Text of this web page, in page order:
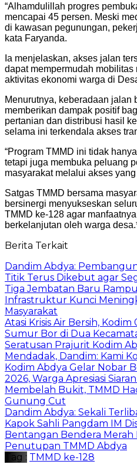
“Alhamdulillah progres
mencapai 45 persen. Meski
di kawasan pegunungan,
kata Faryanda.
Ia menjelaskan, akses jalan
dapat mempermudah
aktivitas ekonomi warga di
Menurutnya, keberadaan jalan
memberikan dampak positif
pertanian dan distribusi hasil
selama ini terkendala akses
“Program TMMD ini tidak
tetapi juga membuka peluang
masyarakat melalui akses
Satgas TMMD bersama
bersinergi menyukseskan
TMMD ke-128 agar
berkelanjutan oleh warga
Berita Terkait
Dandim Abdya:
Titik Terus Dikebut agar
Tiga Jembatan Baru
Infrastruktur Kunci
Masyarakat
Atasi Krisis Air Bersih,
Sumur Bor di Dua
Seratusan Prajurit Kodim
Mendadak, Dandim: Kami
Kodim Abdya Gelar Nobar
2026, Warga Apresiasi
Membelah Bukit, TMMD
Gunung Cut
Dandim Abdya: Sekali
Kapok Sahli Pangdam IM
Bentangan Bendera
Penutupan TMMD Abdya
Tag : TMMD ke-128